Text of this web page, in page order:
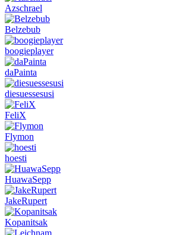
Azschrael
Belzebub
boogieplayer
daPainta
diesuessesusi
FeliX
Flymon
hoesti
HuawaSepp
JakeRupert
Kopanitsak